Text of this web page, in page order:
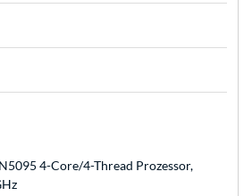
4-Core/4-Thread Prozessor,